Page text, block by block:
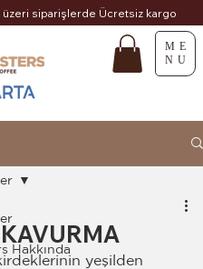
üzeri siparişlerde Ücretsiz kargo
ME
NU
Hakkında
yeşilden